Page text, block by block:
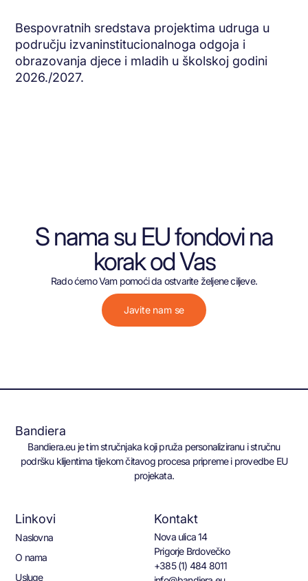
Bespovratnih sredstava projektima udruga u
području izvaninstitucionalnoga odgoja i
obrazovanja djece i mladih u školskoj godini
2026./2027.
S nama su EU fondovi na
korak od Vas
Rado ćemo Vam pomoći da ostvarite željene ciljeve.
Javite nam se
Bandiera
Bandiera.eu je tim stručnjaka koji pruža personaliziranu i stručnu
podršku klijentima tijekom čitavog procesa pripreme i provedbe EU
projekata.
Linkovi
Naslovna
O nama
Usluge
Kontakt
Nova ulica 14
Prigorje Brdovečko
+385 (1) 484 8011